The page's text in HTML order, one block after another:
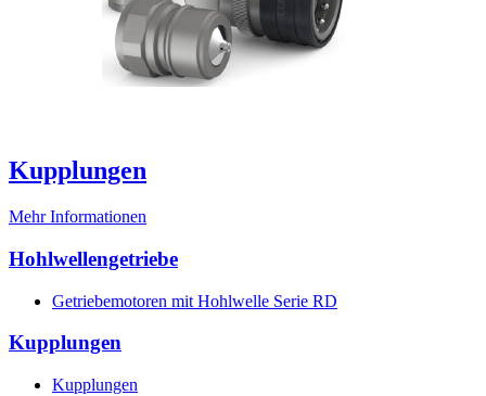
Kupplungen
Mehr Informationen
Hohlwellengetriebe
Getriebemotoren mit Hohlwelle Serie RD
Kupplungen
Kupplungen